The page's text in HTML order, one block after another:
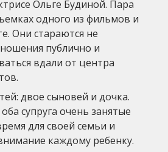
Ольге Будиной. Пара
одного из фильмов и
Они стараются не
публично и
вдали от центра
двое сыновей и дочка.
супруга очень занятые
для своей семьи и
каждому ребенку.